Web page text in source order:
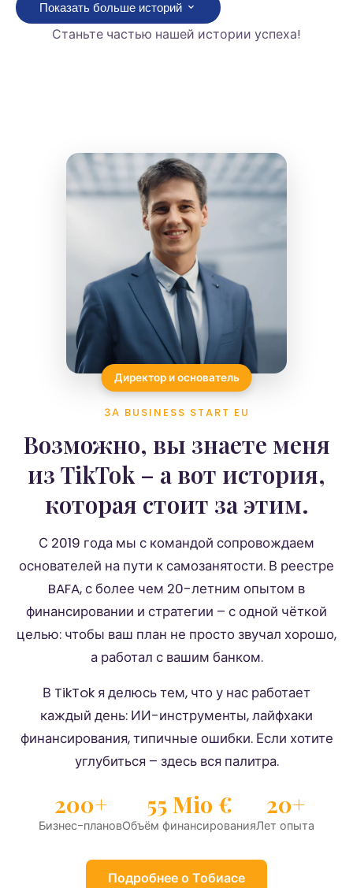
Показать больше историй
Станьте частью нашей истории успеха!
Директор и основатель
ЗА BUSINESS START EU
Возможно, вы знаете меня
из TikTok – а вот история,
которая стоит за этим.
С 2019 года мы с командой сопровождаем
основателей на пути к самозанятости. В реестре
BAFA, с более чем 20-летним опытом в
финансировании и стратегии – с одной чёткой
целью: чтобы ваш план не просто звучал хорошо,
а работал с вашим банком.
В TikTok я делюсь тем, что у нас работает
каждый день: ИИ-инструменты, лайфхаки
финансирования, типичные ошибки. Если хотите
углубиться – здесь вся палитра.
200+
Бизнес-планов
55 Mio €
Объём финансирования
20+
Лет опыта
Подробнее о Тобиасе